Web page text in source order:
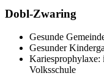
Dobl-Zwaring
Gesunde
Gesunder
Kariesprophylaxe:
Volksschule